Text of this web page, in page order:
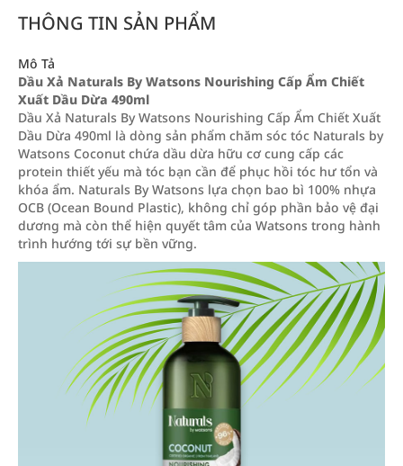
THÔNG TIN SẢN PHẨM
Mô Tả
Dầu Xả Naturals By Watsons Nourishing Cấp Ẩm Chiết
Xuất Dầu Dừa 490ml
Dầu Xả Naturals By Watsons Nourishing Cấp Ẩm Chiết Xuất
Dầu Dừa 490ml là dòng sản phẩm chăm sóc tóc Naturals by
Watsons Coconut chứa dầu dừa hữu cơ cung cấp các
protein thiết yếu mà tóc bạn cần để phục hồi tóc hư tổn và
khóa ẩm. Naturals By Watsons lựa chọn bao bì 100% nhựa
OCB (Ocean Bound Plastic), không chỉ góp phần bảo vệ đại
dương mà còn thể hiện quyết tâm của Watsons trong hành
trình hướng tới sự bền vững.